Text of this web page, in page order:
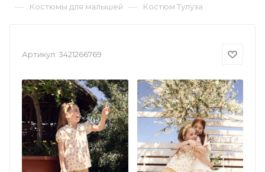
— Костюмы для малышей — Костюм Тулуза
Артикул: 3421266769